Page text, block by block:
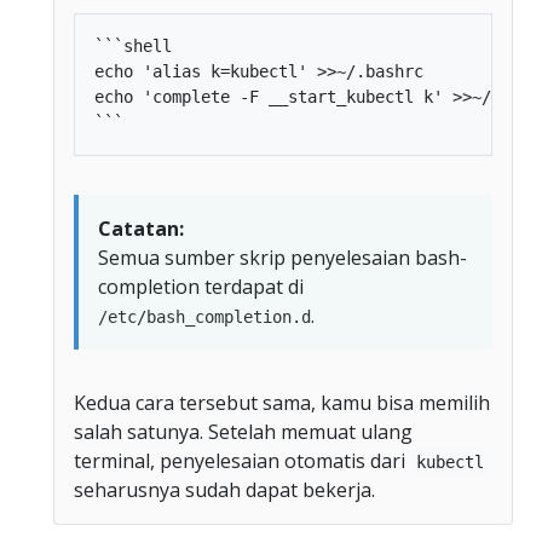
```shell
echo 'alias k=kubectl' >>~/.bashrc
echo 'complete -F __start_kubectl k' >>~/
Catatan:
Semua sumber skrip penyelesaian bash-
completion terdapat di
/etc/bash_completion.d.
Kedua cara tersebut sama, kamu bisa memilih
salah satunya. Setelah memuat ulang
terminal, penyelesaian otomatis dari
kubectl
seharusnya sudah dapat bekerja.